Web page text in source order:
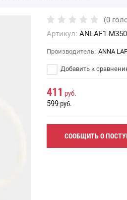
(0
Артикул: ANLAF1-
Производитель: ANNA
Добавить к
411 руб.
599руб.
CООБЩИТЬ О